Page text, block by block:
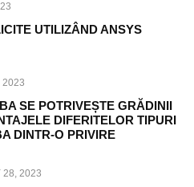
UTILIZÂND ANSYS
2023
SE POTRIVEȘTE GRĂDINII
DIFERITELOR TIPURI
DINTR-O PRIVIRE
28, 2023